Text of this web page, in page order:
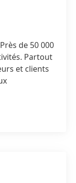
de 50 000
Partout
et clients